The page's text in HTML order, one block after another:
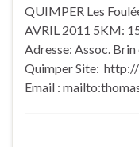
QUIMPER Les
AVRIL 2011 5KM:
Adresse: Assoc.
Quimper Site:
Email :